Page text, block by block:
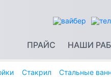
ПРАЙС НАШИ
Стакрил Стальные